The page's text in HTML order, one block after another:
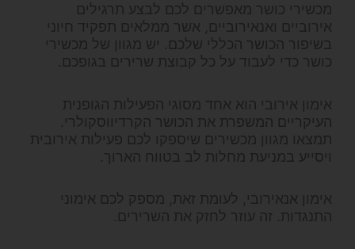
מכשירי כושר מאפשרים לכם לבצע תרגילים
אירוביים ואנאירוביים, אשר ממלאים תפקיד חיוני
בשיפור הכושר הכללי שלכם. יש מגוון של מכשירי
כושר כדי לעבוד על כל קבוצת שרירים בגופכם.
אימון אירובי הוא אחד מסוגי הפעילות הגופנית
העיקריים המשפרת את הכושר הקרדיווסקולרי.
תמצאו מגוון מכשירים שיספקו לכם פעילות אירובית
ויסייע במניעת מחלות לב בטווח הארוך.
אימון אנאירובי, לעומת זאת, מספק לכם אימוני
התנגדות. זה עוזר לחזק את השרירים.